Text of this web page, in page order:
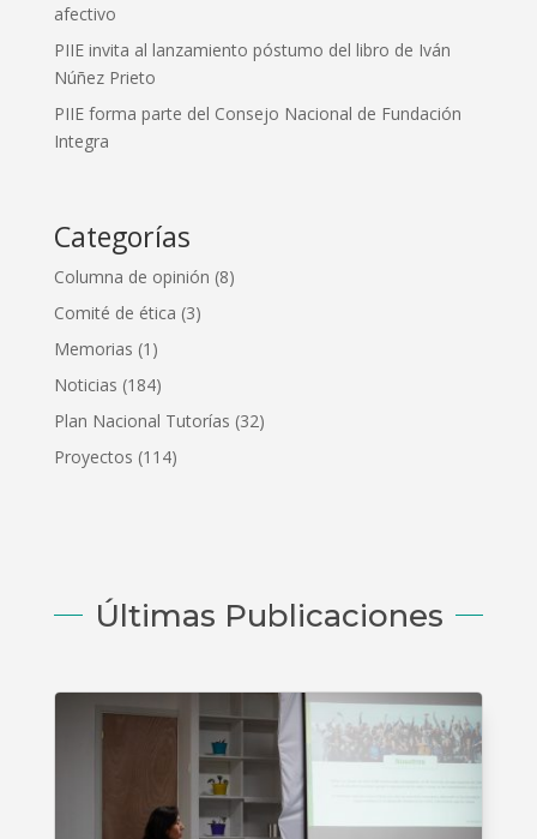
afectivo
PIIE invita al lanzamiento póstumo del libro de Iván
Núñez Prieto
PIIE forma parte del Consejo Nacional de Fundación
Integra
Categorías
Columna de opinión (8)
Comité de ética (3)
Memorias (1)
Noticias (184)
Plan Nacional Tutorías (32)
Proyectos (114)
Últimas Publicaciones